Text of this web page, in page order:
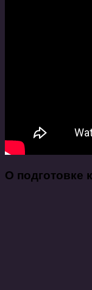
О подготовке